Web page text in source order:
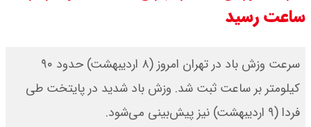
+ جدول
قیمت خودروهای سایپا امروز دوشنبه
۱۹ مرداد ۱۴۰۵ / قیمت چانگان چند؟ +
ساعت رسید
سرعت وزش باد در تهران امروز (۸ اردیبهشت) حدود ۹۰
کیلومتر بر ساعت ثبت شد. وزش باد شدید در پایتخت طی
فردا (۹ اردیبهشت) نیز پیش‌بینی می‌شود.